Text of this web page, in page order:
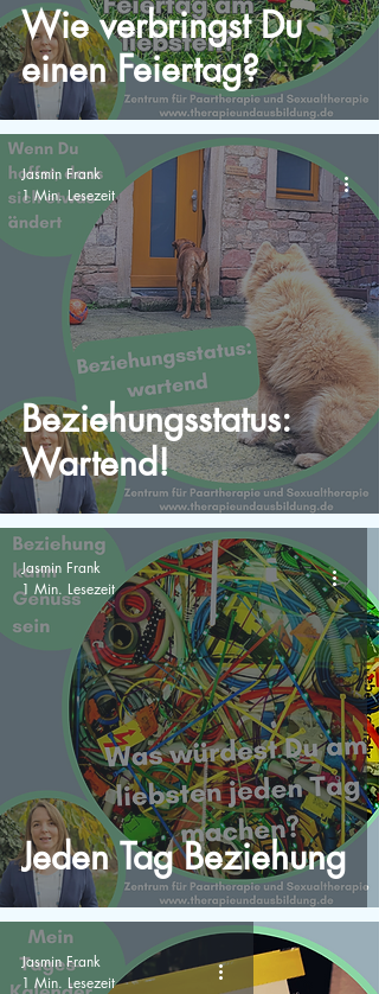
Wie verbringst Du
einen Feiertag?
Beziehungsstatus:
Wartend!
Jasmin Frank
1 Min. Lesezeit
Jeden Tag Beziehung
Jasmin Frank
1 Min. Lesezeit
Jasmin Frank
1 Min. Lesezeit